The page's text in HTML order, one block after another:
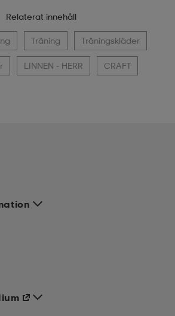
Relaterat innehåll
Träning Träningskläder
LINNEN - HERR CRAFT